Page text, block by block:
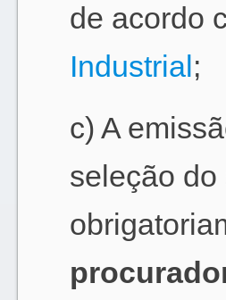
de acordo
Industrial;
c) A
seleção